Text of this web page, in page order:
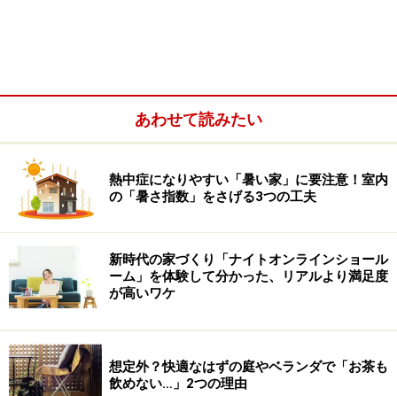
増改築リフォームは様々な法令の制限を受
けることがある
〈手順-1〉
増改築リフォームは、規模にもよりますが、小さな改修
工事と違って様々な法令の制限を受けることがありま
す。特に床面積が増える増築工事は、建ぺい率や容積
率、高さ制限など、法令を守って工事を行う必要があり
ます。
あわせて読みたい
熱中症になりやすい「暑い家」に要注意！室内
の「暑さ指数」をさげる3つの工夫
新時代の家づくり「ナイトオンラインショール
ーム」を体験して分かった、リアルより満足度
が高いワケ
想定外？快適なはずの庭やベランダで「お茶も
飲めない…」2つの理由